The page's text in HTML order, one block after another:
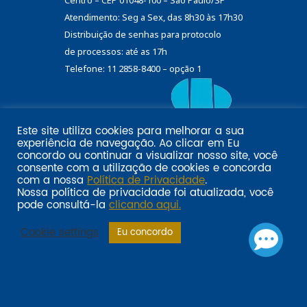
Atendimento: Seg a Sex, das 8h30 às 17h30
Distribuição de senhas para protocolo
de processos: até as 17h
Telefone: 11 2858-8400 – opção 1
Email marketing por:
Pol�tica de privacidade SINDILOJAS-SPAcesse aqui
Este site utiliza cookies para melhorar a sua
experiência de navegação. Ao clicar em Eu
concordo ou continuar a visualizar nosso site, você
consente com a utilização de cookies e concorda
com a nossa Política de Privacidade.
Nossa política de privacidade foi atualizada, você
pode consultá-la clicando aqui.
Cookie settings
Eu concordo